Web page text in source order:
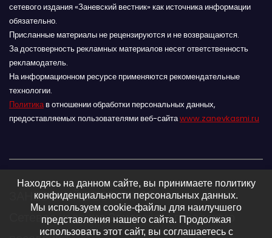
сетевого издания «Заневский вестник» как источника информации
обязательно.
Присланные материалы не рецензируются и не возвращаются.
За достоверность рекламных материалов несет ответственность
рекламодатель.
На информационном ресурсе применяются рекомендательные
технологии.
Политикав отношении обработки персональных данных,
предоставляемых пользователями веб-сайтаwww.zanevkasmi.ru
ЗАНЕВСКИЙ ВЕСТНИК 16+
Сетевое издание Заневского городского
Находясь на данном сайте, вы принимаете политику
конфиденциальности персональных данных.
Мы используем cookie-файлы для наилучшего
представления нашего сайта. Продолжая
использовать этот сайт, вы соглашаетесь с